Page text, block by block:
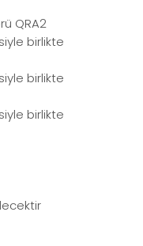
QRA2
birlikte
birlikte
birlikte